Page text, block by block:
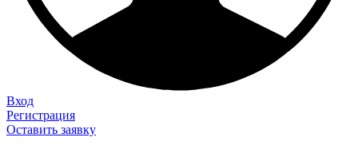
Вход
Регистрация
Оставить заявку